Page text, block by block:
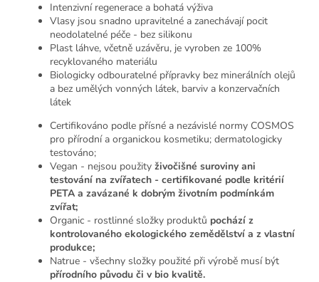
Intenzivní regenerace a bohatá výživa
Vlasy jsou snadno upravitelné a zanechávají pocit
neodolatelné péče - bez silikonu
Plast láhve, včetně uzávěru, je vyroben ze 100%
recyklovaného materiálu
Biologicky odbouratelné přípravky bez minerálních olejů
a bez umělých vonných látek, barviv a konzervačních
látek
Certifikováno podle přísné a nezávislé normy COSMOS
pro přírodní a organickou kosmetiku; dermatologicky
testováno;
Vegan - nejsou použity živočišné suroviny ani
testování na zvířatech - certifikované podle kritérií
PETA a zavázané k dobrým životním podmínkám
zvířat;
Organic - rostlinné složky produktů pochází z
kontrolovaného ekologického zemědělství a z vlastní
produkce;
Natrue - všechny složky použité při výrobě musí být
přírodního původu či v bio kvalitě.